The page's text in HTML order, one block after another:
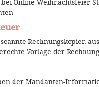
Online-Weihnachtsfeier
Rechnungskopien
Vorlage der
der Mandanten-